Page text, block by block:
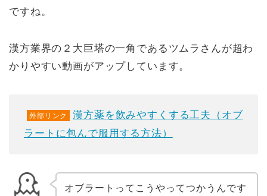
ですね。
漢方業界の２大巨塔の一角であるツムラさんが超わ
かりやすい動画がアップしています。
外部リンク
漢方薬を飲みやすくする工夫（オブ
ラートに包んで服用する方法）
オブラートってこうやってつかうんです